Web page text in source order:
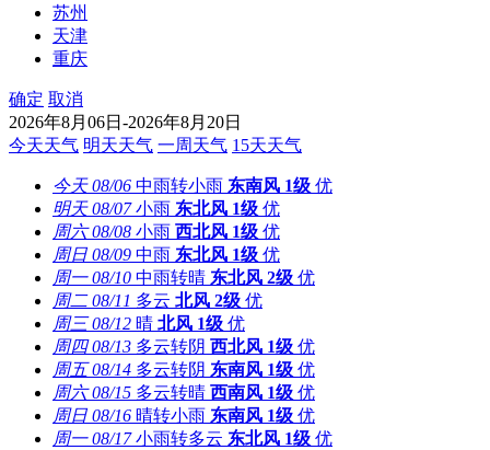
苏州
天津
重庆
确定 取消
2026年8月06日-2026年8月20日
今天天气 明天天气 一周天气 15天天气
今天 08/06 中雨转小雨 东南风 1级 优
明天 08/07 小雨 东北风 1级 优
周六 08/08 小雨 西北风 1级 优
周日 08/09 中雨 东北风 1级 优
周一 08/10 中雨转晴 东北风 2级 优
周二 08/11 多云 北风 2级 优
周三 08/12 晴 北风 1级 优
周四 08/13 多云转阴 西北风 1级 优
周五 08/14 多云转阴 东南风 1级 优
周六 08/15 多云转晴 西南风 1级 优
周日 08/16 晴转小雨 东南风 1级 优
周一 08/17 小雨转多云 东北风 1级 优